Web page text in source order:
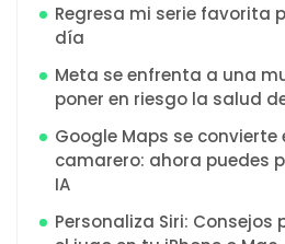
Regresa mi serie favorita
día
Meta se enfrenta a una
poner en riesgo la salud
Google Maps se convierte
camarero: ahora puedes
IA
Personaliza Siri: